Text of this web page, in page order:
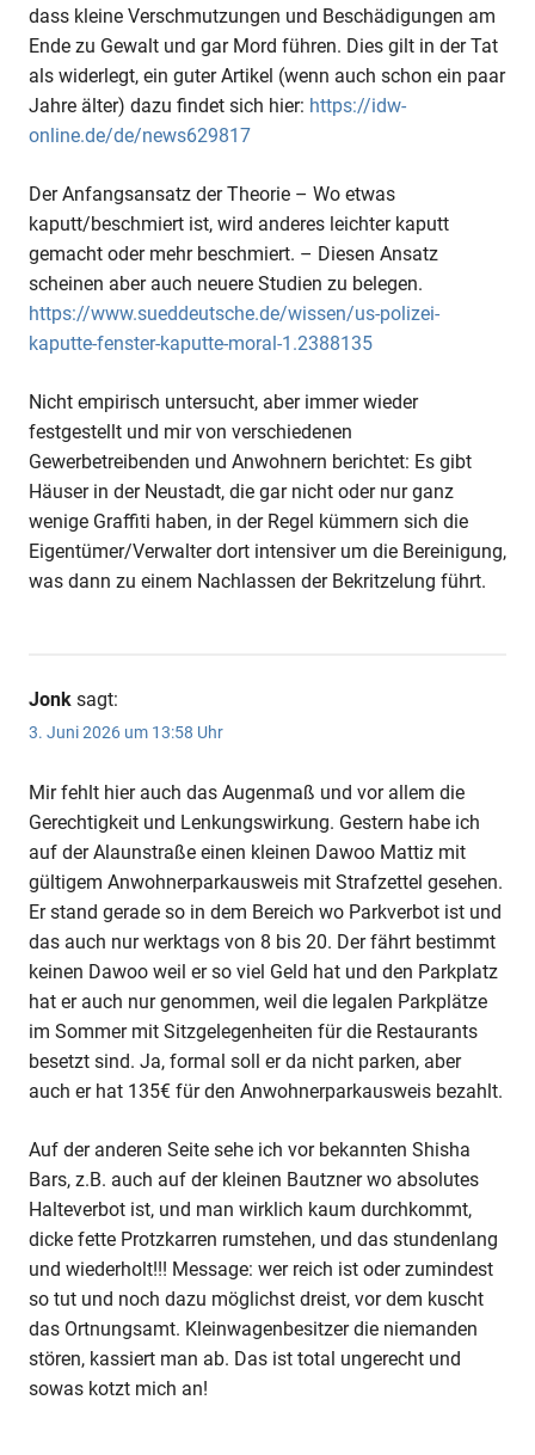
dass kleine Verschmutzungen und Beschädigungen am
Ende zu Gewalt und gar Mord führen. Dies gilt in der Tat
als widerlegt, ein guter Artikel (wenn auch schon ein paar
Jahre älter) dazu findet sich hier: https://idw-
online.de/de/news629817
Der Anfangsansatz der Theorie – Wo etwas
kaputt/beschmiert ist, wird anderes leichter kaputt
gemacht oder mehr beschmiert. – Diesen Ansatz
scheinen aber auch neuere Studien zu belegen.
https://www.sueddeutsche.de/wissen/us-polizei-
kaputte-fenster-kaputte-moral-1.2388135
Nicht empirisch untersucht, aber immer wieder
festgestellt und mir von verschiedenen
Gewerbetreibenden und Anwohnern berichtet: Es gibt
Häuser in der Neustadt, die gar nicht oder nur ganz
wenige Graffiti haben, in der Regel kümmern sich die
Eigentümer/Verwalter dort intensiver um die Bereinigung,
was dann zu einem Nachlassen der Bekritzelung führt.
Jonk sagt:
3. Juni 2026 um 13:58 Uhr
Mir fehlt hier auch das Augenmaß und vor allem die
Gerechtigkeit und Lenkungswirkung. Gestern habe ich
auf der Alaunstraße einen kleinen Dawoo Mattiz mit
gültigem Anwohnerparkausweis mit Strafzettel gesehen.
Er stand gerade so in dem Bereich wo Parkverbot ist und
das auch nur werktags von 8 bis 20. Der fährt bestimmt
keinen Dawoo weil er so viel Geld hat und den Parkplatz
hat er auch nur genommen, weil die legalen Parkplätze
im Sommer mit Sitzgelegenheiten für die Restaurants
besetzt sind. Ja, formal soll er da nicht parken, aber
auch er hat 135€ für den Anwohnerparkausweis bezahlt.
Auf der anderen Seite sehe ich vor bekannten Shisha
Bars, z.B. auch auf der kleinen Bautzner wo absolutes
Halteverbot ist, und man wirklich kaum durchkommt,
dicke fette Protzkarren rumstehen, und das stundenlang
und wiederholt!!! Message: wer reich ist oder zumindest
so tut und noch dazu möglichst dreist, vor dem kuscht
das Ortnungsamt. Kleinwagenbesitzer die niemanden
stören, kassiert man ab. Das ist total ungerecht und
sowas kotzt mich an!